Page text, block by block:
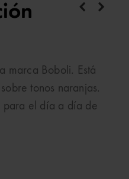
marca Boboli. Está
tonos naranjas.
para el día a día de